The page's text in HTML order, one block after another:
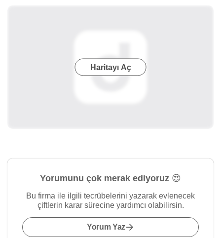
Haritayı Aç
Yorumunu çok merak ediyoruz 😍
Bu firma ile ilgili tecrübelerini yazarak evlenecek
çiftlerin karar sürecine yardımcı olabilirsin.
Yorum Yaz